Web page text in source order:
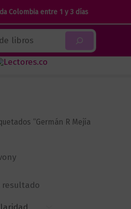
Colombia entre 1 y 3 días
“Germán R Mejía